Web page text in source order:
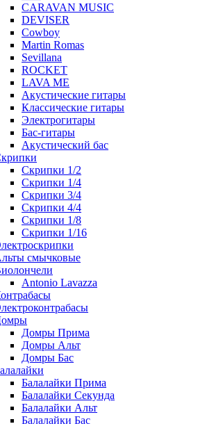
CARAVAN MUSIC
DEVISER
Cowboy
Martin Romas
Sevillana
ROCKET
LAVA ME
Акустические гитары
Классические гитары
Электрогитары
Бас-гитары
Акустический бас
Скрипки 1/2
Скрипки 1/4
Скрипки 3/4
Скрипки 4/4
Скрипки 1/8
Скрипки 1/16
смычковые
Antonio Lavazza
Домры Прима
Домры Альт
Домры Бас
Балалайки Прима
Балалайки Секунда
Балалайки Альт
Балалайки Бас